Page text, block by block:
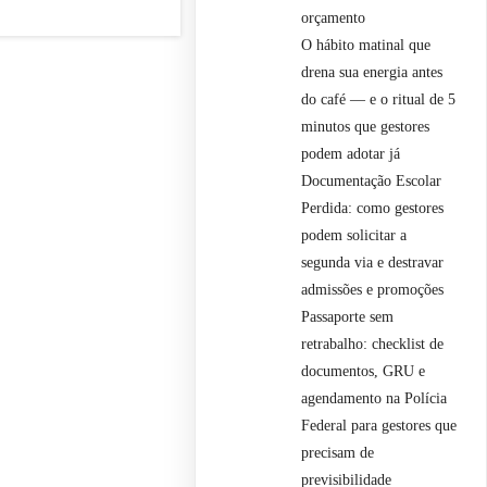
orçamento
O hábito matinal que
drena sua energia antes
do café — e o ritual de 5
minutos que gestores
podem adotar já
Documentação Escolar
Perdida: como gestores
podem solicitar a
segunda via e destravar
admissões e promoções
Passaporte sem
retrabalho: checklist de
documentos, GRU e
agendamento na Polícia
Federal para gestores que
precisam de
previsibilidade